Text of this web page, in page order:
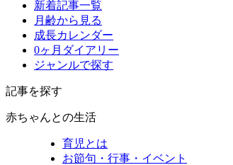
新着記事一覧
月齢から見る
成長カレンダー
0ヶ月ダイアリー
ジャンルで探す
記事を探す
赤ちゃんとの生活
育児とは
お節句・行事・イベント